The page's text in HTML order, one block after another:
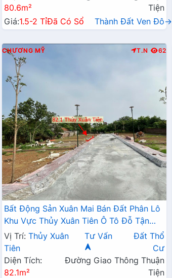
80.6m²
Tiện
Giá:1.5-2 TỉĐã Có Sổ Thành Đất Ven Đô→
CHƯƠNG MỸ T.N 62
Bất Động Sản Xuân Mai Bán Đất Phân Lô
Khu Vực Thủy Xuân Tiên Ô Tô Đỗ Tận
Đất Sát Trục Chính Kinh Doanh Liên Xã
Gần QL21A
Vị Trí: Thủy Xuân
Tiên
Tư Vấn
Đất Thổ
Cư
Diện Tích:
82.1m²
Đường Giao Thông Thuận
Tiện